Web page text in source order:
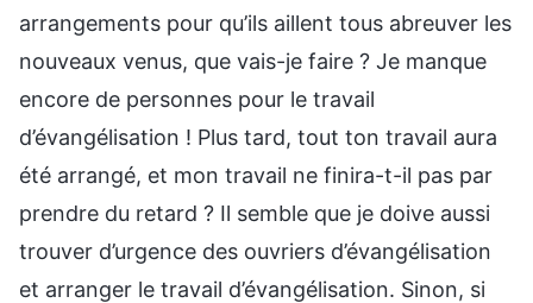
arrangements pour qu’ils aillent tous abreuver les
nouveaux venus, que vais-je faire ? Je manque
encore de personnes pour le travail
d’évangélisation ! Plus tard, tout ton travail aura
été arrangé, et mon travail ne finira-t-il pas par
prendre du retard ? Il semble que je doive aussi
trouver d’urgence des ouvriers d’évangélisation
et arranger le travail d’évangélisation. Sinon, si